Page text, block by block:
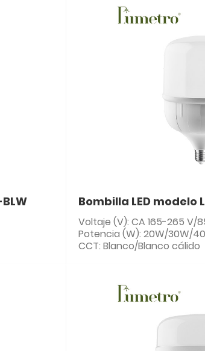
Bombilla LED modelo
Voltaje (V): CA 165-265 V/
Potencia (W): 20W/30W/
CCT: Blanco/Blanco cálido